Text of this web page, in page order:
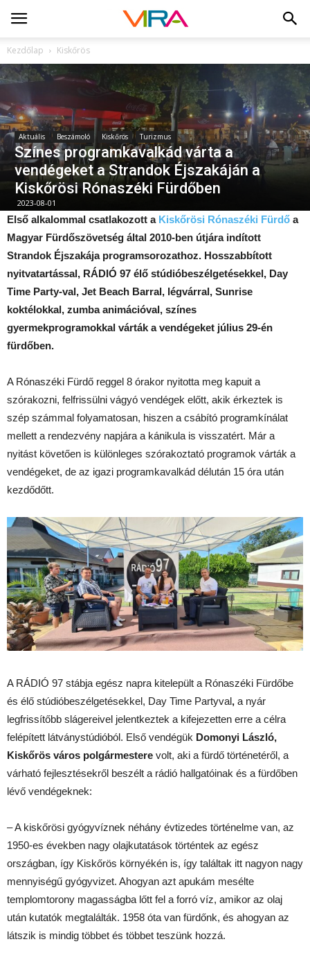
Kezdőlap Kiskőrös
Aktuális Beszámoló Kiskőrös Turizmus
Színes programkavalkád várta a
vendégeket a Strandok Éjszakáján a
Kiskőrösi Rónaszéki Fürdőben
2023-08-01
Első alkalommal csatlakozott a Kiskőrösi Rónaszéki Fürdő a
Magyar Fürdőszövetség által 2010-ben útjára indított
Strandok Éjszakája programsorozathoz. Hosszabbított
nyitvatartással, RÁDIÓ 97 élő stúdióbeszélgetésekkel, Day
Time Party-val, Jet Beach Barral, légvárral, Sunrise
koktélokkal, zumba animációval, színes
gyermekprogramokkal várták a vendégeket július 29-én
fürdőben.
A Rónaszéki Fürdő reggel 8 órakor nyitotta meg kapuit a
szórakozni, felfrissülni vágyó vendégek előtt, akik érkeztek is
szép számmal folyamatosan, hiszen a csábító programkínálat
mellett a rendezvény napjára a kánikula is visszatért. Már a
nyitást követően is különleges szórakoztató programok várták a
vendégeket, de az igazi programkavalkád délután 15 óra után
kezdődőtt.
A RÁDIÓ 97 stábja egész napra kitelepült a Rónaszéki Fürdőbe
és élő stúdióbeszélgetésekkel, Day Time Partyval, a nyár
legfrissítőbb slágereivel jelentkeztek a kifejezetten erre a célra
felépített látványstúdióból. Első vendégük Domonyi László,
Kiskőrös város polgármestere volt, aki a fürdő történetéről, a
várható fejlesztésekről beszélt a rádió hallgatóinak és a fürdőben
lévő vendégeknek:
– A kiskőrösi gyógyvíznek néhány évtizedes történelme van, az
1950-es években nagy olajkutatások történtek az egész
országban, így Kiskőrös környékén is, így találtak itt nagyon nagy
mennyiségű gyógyvizet. Ahogyan azt apukám mesélte
templomtorony magasságba lőtt fel a forró víz, amikor az olaj
után kutatók megtalálták. 1958 óta van fürdőnk, és ahogyan az
látszik is mindig többet és többet teszünk hozzá.